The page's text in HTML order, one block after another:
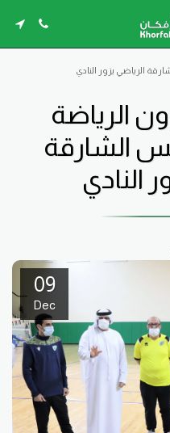
الرياضي يزور النادي
الرياضة
الشارقة
النادي
09
Dec